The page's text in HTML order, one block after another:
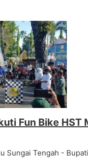
Fun Bike
Sungai Tengah -